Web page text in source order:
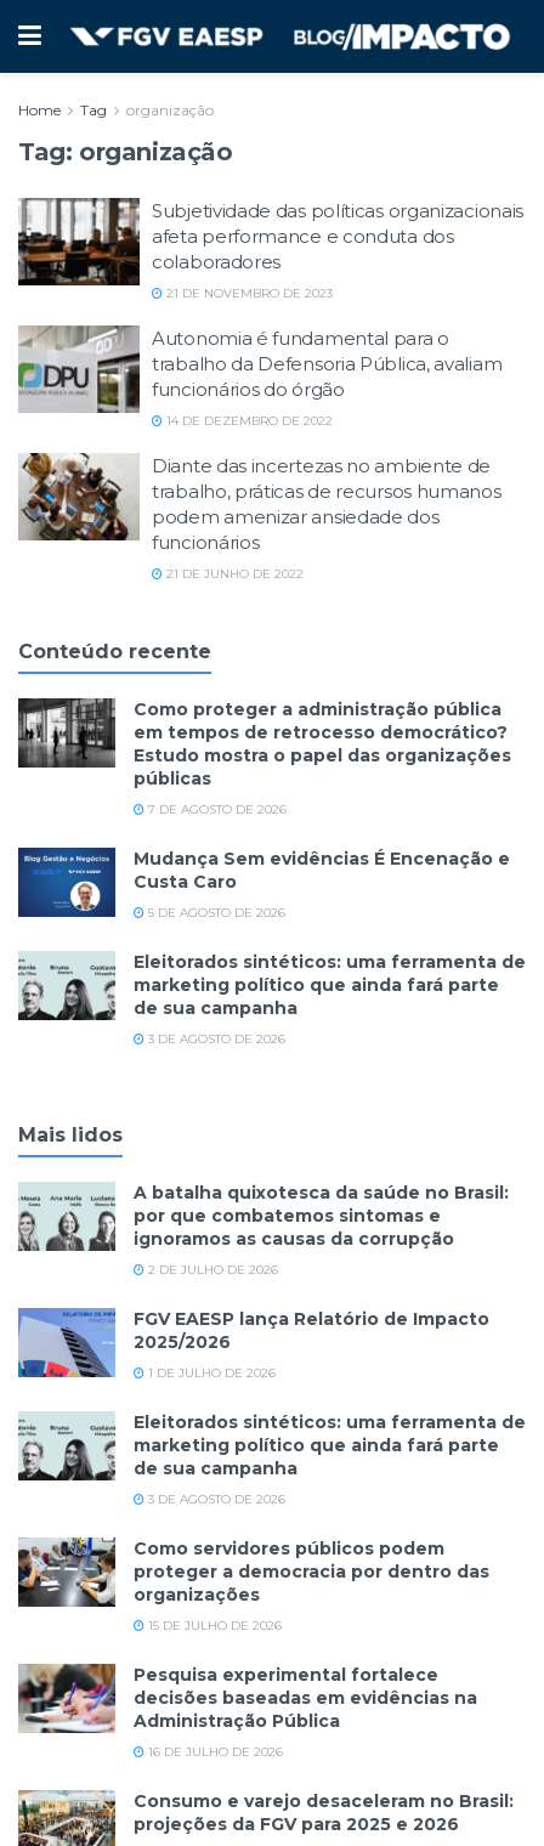
Home Tag organização
Tag: organização
Subjetividade das políticas organizacionais
afeta performance e conduta dos
colaboradores
21 DE NOVEMBRO DE 2023
Autonomia é fundamental para o
trabalho da Defensoria Pública, avaliam
funcionários do órgão
14 DE DEZEMBRO DE 2022
Diante das incertezas no ambiente de
trabalho, práticas de recursos humanos
podem amenizar ansiedade dos
funcionários
21 DE JUNHO DE 2022
Conteúdo recente
Como proteger a administração pública
em tempos de retrocesso democrático?
Estudo mostra o papel das organizações
públicas
7 DE AGOSTO DE 2026
Mudança Sem evidências É Encenação e
Custa Caro
5 DE AGOSTO DE 2026
Eleitorados sintéticos: uma ferramenta de
marketing político que ainda fará parte
de sua campanha
3 DE AGOSTO DE 2026
Mais lidos
A batalha quixotesca da saúde no Brasil:
por que combatemos sintomas e
ignoramos as causas da corrupção
2 DE JULHO DE 2026
FGV EAESP lança Relatório de Impacto
2025/2026
1 DE JULHO DE 2026
Eleitorados sintéticos: uma ferramenta de
marketing político que ainda fará parte
de sua campanha
3 DE AGOSTO DE 2026
Como servidores públicos podem
proteger a democracia por dentro das
organizações
15 DE JULHO DE 2026
Pesquisa experimental fortalece
decisões baseadas em evidências na
Administração Pública
16 DE JULHO DE 2026
Consumo e varejo desaceleram no Brasil:
projeções da FGV para 2025 e 2026